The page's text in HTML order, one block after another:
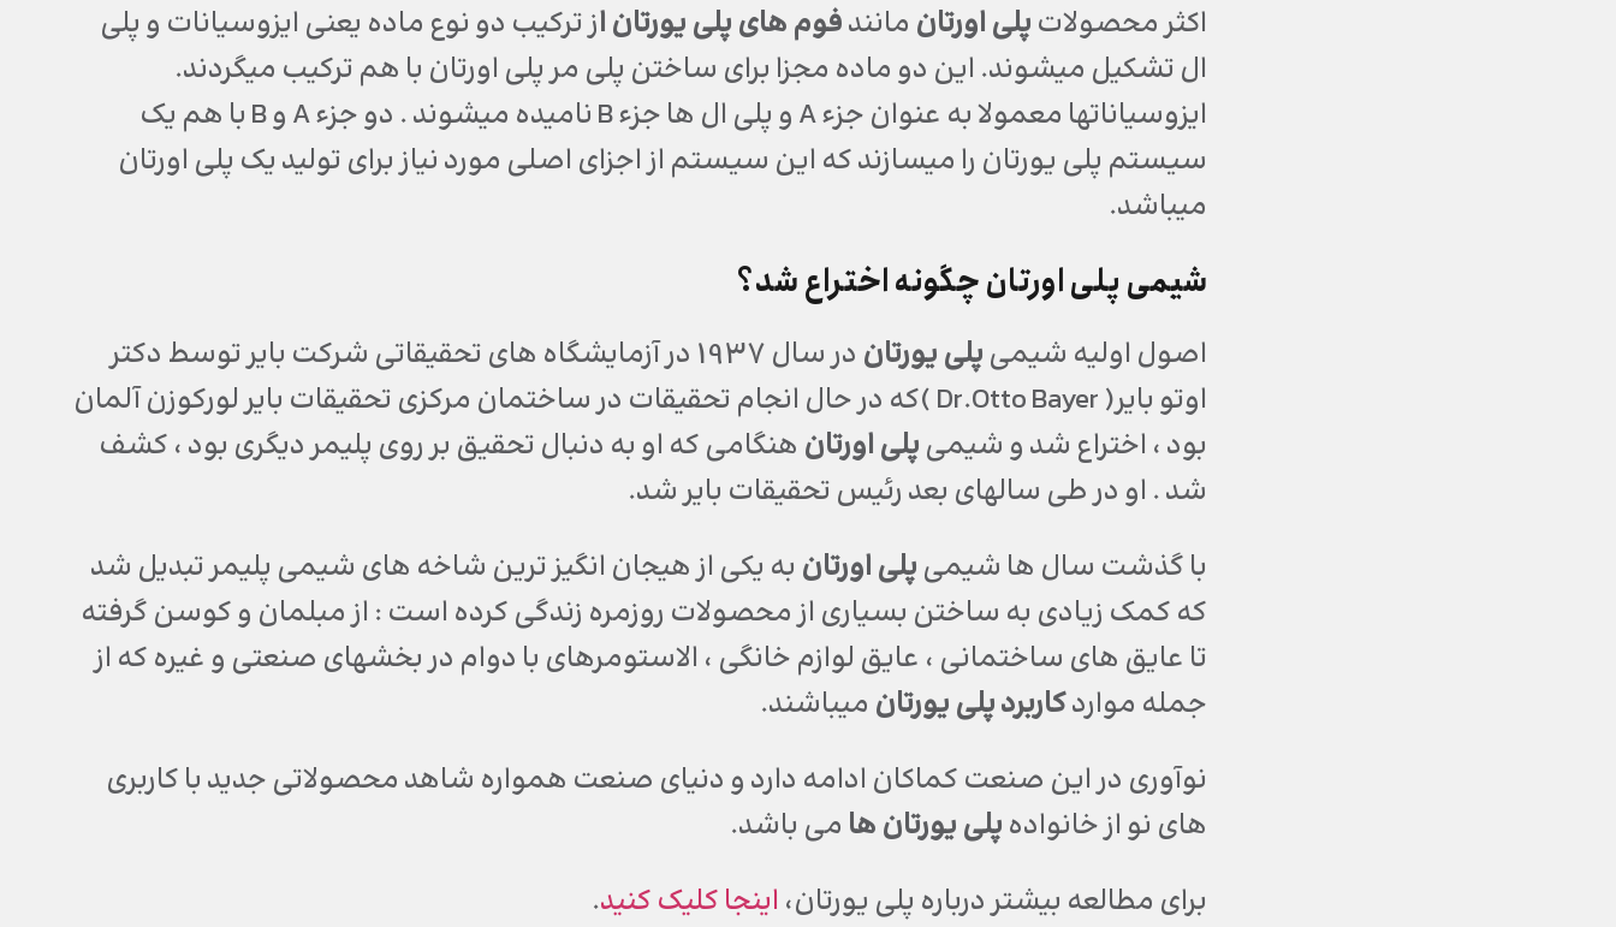
اکثر محصولاتپلی اورتان مانندفوم های پلی یورتان از ترکیب دو نوع ماده یعنی ایزوسیانات و پلی
ال تشکیل میشوند. این دو ماده مجزا برای ساختن پلی مر پلی اورتان با هم ترکیب میگردند.
ایزوسیاناتها معمولا به عنوان جزء A و پلی ال ها جزء B نامیده میشوند . دو جزء A و B با هم یک
سیستم پلی یورتان را میسازند که این سیستم از اجزای اصلی مورد نیاز برای تولید یک پلی اورتان
میباشد.
شیمی پلی اورتان چگونه اختراع شد؟
اصول اولیه شیمیپلی یورتان
در سال 1937 در آزمایشگاه های تحقیقاتی شرکت بایر توسط دکتر
اوتو بایر( Dr.Otto Bayer )که در حال انجام تحقیقات در ساختمان مرکزی تحقیقات بایر لورکوزن آلمان
بود ، اختراع شد و شیمیپلی اورتان هنگامی که او به دنبال تحقیق بر روی پلیمر دیگری بود ، کشف
شد . او در طی سالهای بعد رئیس تحقیقات بایر شد.
با گذشت سال ها شیمیپلی اورتان به یکی از هیجان انگیز ترین شاخه های شیمی پلیمر تبدیل شد
که کمک زیادی به ساختن بسیاری از محصولات روزمره زندگی کرده است : از مبلمان و کوسن گرفته
تا عایق های ساختمانی ، عایق لوازم خانگی ، الاستومرهای با دوام در بخشهای صنعتی و غیره که از
جمله مواردکاربرد پلی یورتان میباشند.
نوآوری در این صنعت کماکان ادامه دارد و دنیای صنعت همواره شاهد محصولاتی جدید با کاربری
های نو از خانوادهپلی یورتان ها می باشد.
برای مطالعه بیشتر درباره پلی یورتان، اینجا کلیک کنید.